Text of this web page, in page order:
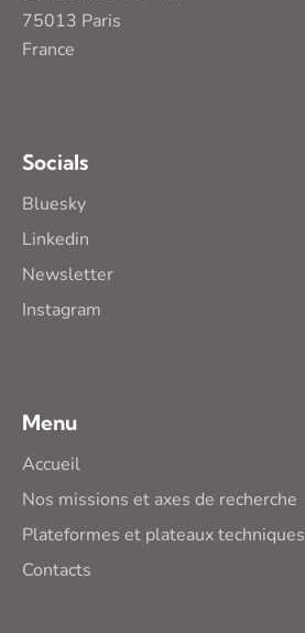
75013 Paris
France
Socials
Bluesky
Linkedin
Newsletter
Instagram
Menu
Accueil
Nos missions et axes de recherche
Plateformes et plateaux techniques
Contacts